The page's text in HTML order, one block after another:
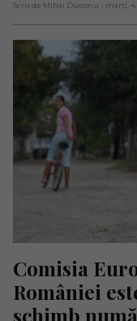
Scris de Mihai Diaconu - marți,
Comisia
României
schimb